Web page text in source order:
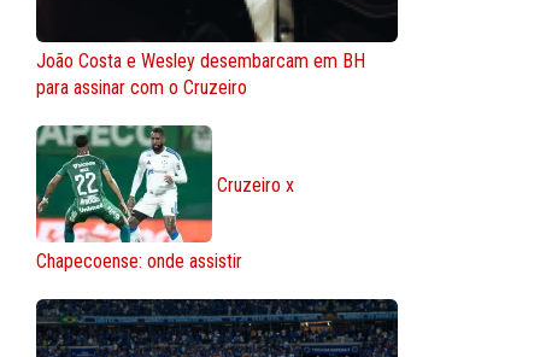
João Costa e Wesley desembarcam em BH
para assinar com o Cruzeiro
Cruzeiro x
Chapecoense: onde assistir